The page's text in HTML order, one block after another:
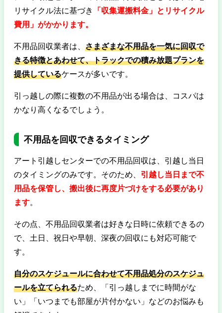
リサイクル法に基づき
「収集運搬料金」とリサイクル
費用」がかかります。
不用品回収業者は、 さまざまな不用品を一気に回収で
きる特徴とあわせて、トラックでの積み放題プランを
提供しているケースが多いです。
引っ越しの際に複数の不用品が出る場合は、コスパは
かなり高くなるでしょう。
不用品を回収できるタイミング
アート引越しセンターでの不用品回収は、引越し当日
のタイミングのみです。そのため、 引越し当日まで不
用品を保管し、搬出後に再度片づけをする必要があり
ます。
その点、不用品回収業者は好きな日時に依頼できるの
で、土日、祝日や早朝、深夜の回収にも対応可能で
す。
自分のスケジュールに合わせて不用品処分のスケジュ
ールを立てられるため、「引っ越しまでに時間がな
い」「いつまでも部屋が片付かない」などのお悩みも